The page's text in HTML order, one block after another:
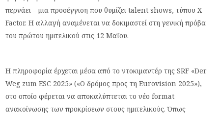
περνάει – μια προσέγγιση που θυμίζει talent shows, τύπου X
Factor. Η αλλαγή αναμένεται να δοκιμαστεί στη γενική πρόβα
του πρώτου ημιτελικού στις 12 Μαΐου.
Η πληροφορία έρχεται μέσα από το ντοκιμαντέρ της SRF «Der
Weg zum ESC 2025» («Ο δρόμος προς τη Eurovision 2025»),
στο οποίο φέρεται να αποκαλύπτεται το νέο format
ανακοίνωσης των προκρίσεων στους ημιτελικούς. Όπως